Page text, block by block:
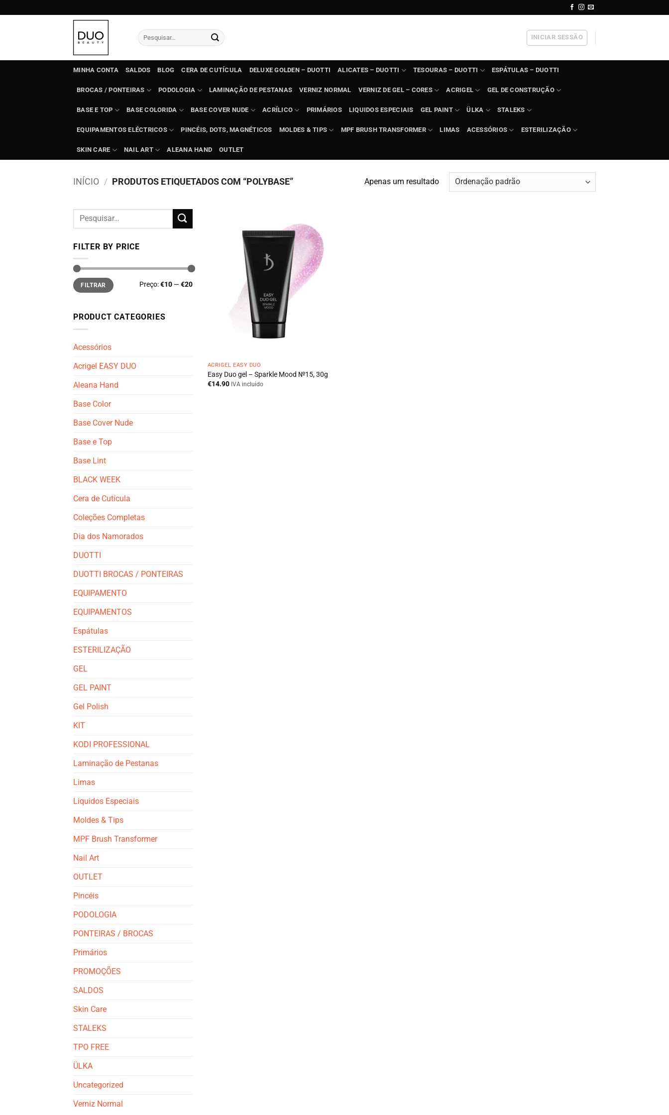
to
Pesquisar
por:
INICIAR SESSÃO
MINHA CONTA SALDOS BLOG CERA DE CUTÍCULA DELUXE GOLDEN – DUOTTI ALICATES – DUOTTI TESOURAS – DUOTTI ESPÁTULAS – DUOTTI
BROCAS / PONTEIRAS PODOLOGIA LAMINAÇÃO DE PESTANAS VERNIZ NORMAL VERNIZ DE GEL – CORES ACRIGEL GEL DE CONSTRUÇÃO
BASE E TOP BASE COLORIDA BASE COVER NUDE ACRÍLICO PRIMÁRIOS LIQUIDOS ESPECIAIS GEL PAINT ÜLKA STALEKS
EQUIPAMENTOS ELÉCTRICOS PINCÉIS, DOTS, MAGNÉTICOS MOLDES & TIPS MPF BRUSH TRANSFORMER LIMAS ACESSÓRIOS ESTERILIZAÇÃO
SKIN CARE NAIL ART ALEANA HAND OUTLET
INÍCIO / PRODUTOS ETIQUETADOS COM “POLYBASE” Apenas um resultado
Pesquisar
FILTER BY PRICE
Preço
mínimo
Preço
máximo
FILTRAR Preço:€10 —€20
PRODUCT CATEGORIES
Acessórios
Acrigel EASY DUO
Aleana Hand
Base Color
Base Cover Nude
Base e Top
Base Lint
BLACK WEEK
Cera de Cutícula
Coleções Completas
Dia dos Namorados
DUOTTI
DUOTTI BROCAS / PONTEIRAS
EQUIPAMENTO
EQUIPAMENTOS
Espátulas
ESTERILIZAÇÃO
GEL
GEL PAINT
Gel Polish
KIT
KODI PROFESSIONAL
Laminação de Pestanas
Limas
Liquidos Especiais
Moldes & Tips
MPF Brush Transformer
Nail Art
OUTLET
Pincéis
PODOLOGIA
PONTEIRAS / BROCAS
Primários
PROMOÇÕES
SALDOS
Skin Care
STALEKS
TPO FREE
ÜLKA
Uncategorized
Verniz Normal
ACRIGEL EASY DUO
Easy Duo gel – Sparkle Mood №15, 30g
€14.90 IVA incluido